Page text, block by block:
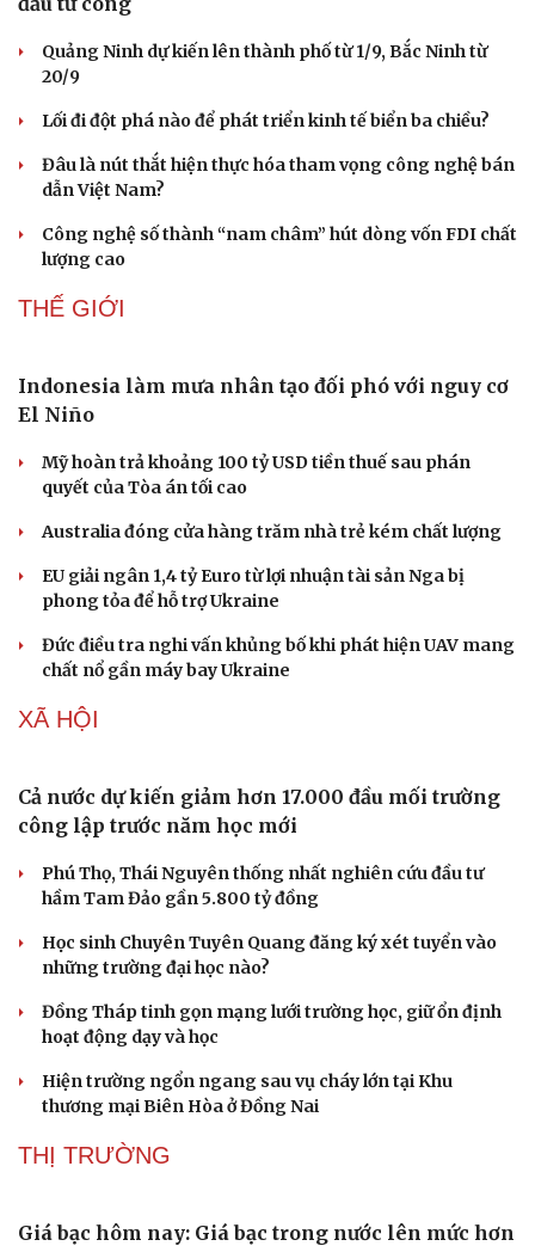
Du lịch
Săn Tour
check-in
Podcast
Đọc truyện đêm khuya
Hạt giống tâm hồn
Quảng Ninh dự kiến lên thành phố từ 1/9, Bắc Ninh từ
20/9
Lối đi đột phá nào để phát triển kinh tế biển ba chiều?
Đâu là nút thắt hiện thực hóa tham vọng công nghệ bán
dẫn Việt Nam?
Công nghệ số thành “nam châm” hút dòng vốn FDI chất
lượng cao
THẾ GIỚI
Indonesia làm mưa nhân tạo đối phó với nguy cơ
El Niño
Mỹ hoàn trả khoảng 100 tỷ USD tiền thuế sau phán
quyết của Tòa án tối cao
Australia đóng cửa hàng trăm nhà trẻ kém chất lượng
EU giải ngân 1,4 tỷ Euro từ lợi nhuận tài sản Nga bị
phong tỏa để hỗ trợ Ukraine
Đức điều tra nghi vấn khủng bố khi phát hiện UAV mang
chất nổ gần máy bay Ukraine
XÃ HỘI
Cả nước dự kiến giảm hơn 17.000 đầu mối trường
công lập trước năm học mới
Phú Thọ, Thái Nguyên thống nhất nghiên cứu đầu tư
hầm Tam Đảo gần 5.800 tỷ đồng
Học sinh Chuyên Tuyên Quang đăng ký xét tuyển vào
những trường đại học nào?
Đồng Tháp tinh gọn mạng lưới trường học, giữ ổn định
hoạt động dạy và học
Hiện trường ngổn ngang sau vụ cháy lớn tại Khu
thương mại Biên Hòa ở Đồng Nai
THỊ TRƯỜNG
Giá bạc hôm nay: Giá bạc trong nước lên mức hơn